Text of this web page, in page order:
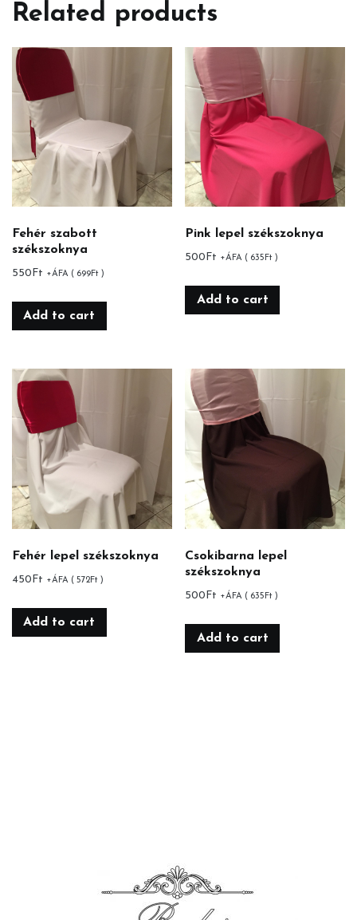
Related products
Fehér szabott
székszoknya
550 Ft +ÁFA ( 699Ft )
Add to cart
Pink lepel székszoknya
500 Ft +ÁFA ( 635Ft )
Add to cart
Fehér lepel székszoknya
450 Ft +ÁFA ( 572Ft )
Add to cart
Csokibarna lepel
székszoknya
500 Ft +ÁFA ( 635 Ft )
Add to cart